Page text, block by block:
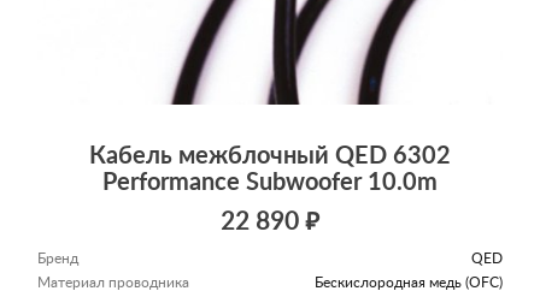
Кабель межблочный QED 6302
Performance Subwoofer 10.0m
22 890 ₽
Бренд
QED
Материал проводника
Беcкислородная медь (OFC)